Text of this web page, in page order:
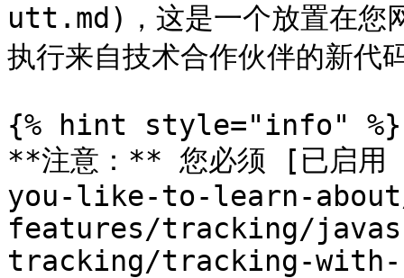
utt.md)，这是一个放置在
执行来自技术合作伙伴的新代
{% hint style="info" %}
**注意：** 您必须 [已启
you-like-to-learn-
features/tracking/
tracking/tracking-